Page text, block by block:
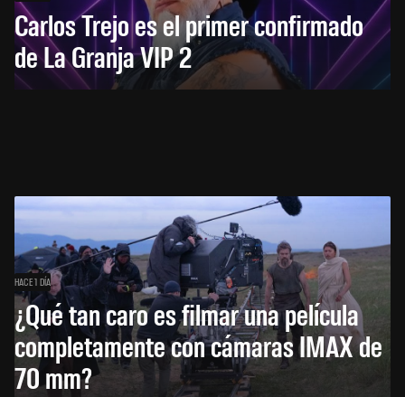
Carlos Trejo es el primer confirmado
de La Granja VIP 2
HACE 1 DÍA
¿Qué tan caro es filmar una película
completamente con cámaras IMAX de
70 mm?